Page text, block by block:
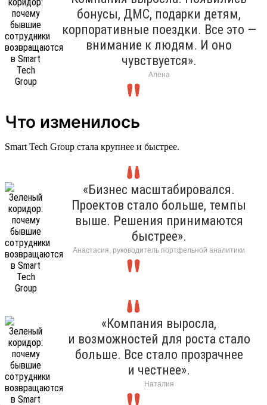
бонусы, ДМС, подарки детям,
корпоративные поездки. Все это —
внимание к людям. И оно
чувствуется».
Алёна
Что изменилось
Smart Tech Group стала крупнее и быстрее.
«Бизнес масштабировался.
Проектов стало больше, темпы
выше. Решения принимаются
быстрее».
Анастасия, руководитель портфельной аналитики
«Компания выросла,
и возможностей для роста стало
больше. Все стало прозрачнее
и честнее».
Наталия